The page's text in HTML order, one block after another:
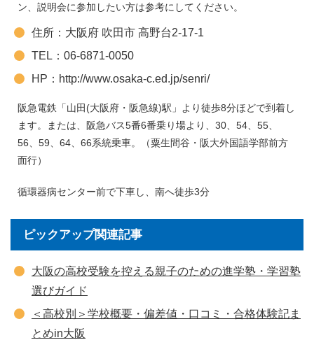
ン、説明会に参加したい方は参考にしてください。
住所：大阪府 吹田市 高野台2-17-1
TEL：06-6871-0050
HP：http://www.osaka-c.ed.jp/senri/
阪急電鉄「山田(大阪府・阪急線)駅」より徒歩8分ほどで到着し
ます。または、阪急バス5番6番乗り場より、30、54、55、
56、59、64、66系統乗車。（粟生間谷・阪大外国語学部前方
面行）
循環器病センター前で下車し、南へ徒歩3分
ピックアップ関連記事
大阪の高校受験を控える親子のための進学塾・学習塾
選びガイド
＜高校別＞学校概要・偏差値・口コミ・合格体験記ま
とめin大阪